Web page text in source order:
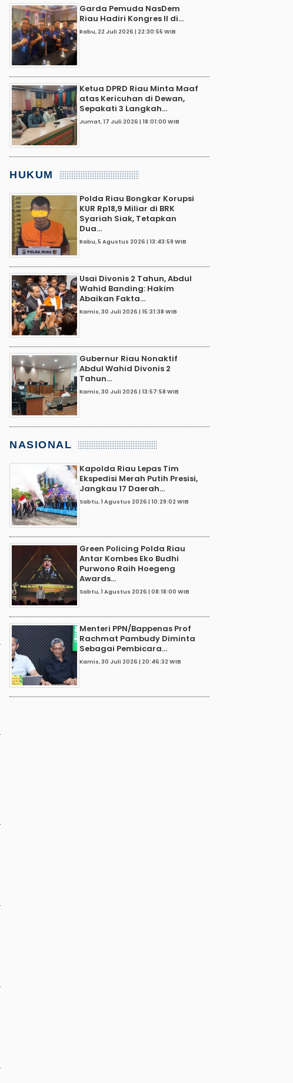
Garda Pemuda NasDem
Riau Hadiri Kongres II di...
Rabu, 22 Juli 2026 | 22:30:55 WIB
Ketua DPRD Riau Minta Maaf
atas Kericuhan di Dewan,
Sepakati 3 Langkah...
Jumat, 17 Juli 2026 | 18:01:00 WIB
HUKUM
Polda Riau Bongkar Korupsi
KUR Rp18,9 Miliar di BRK
Syariah Siak, Tetapkan
Dua...
Rabu, 5 Agustus 2026 | 13:43:59 WIB
Usai Divonis 2 Tahun, Abdul
Wahid Banding: Hakim
Abaikan Fakta...
Kamis, 30 Juli 2026 | 15:31:38 WIB
Gubernur Riau Nonaktif
Abdul Wahid Divonis 2
Tahun...
Kamis, 30 Juli 2026 | 13:57:58 WIB
NASIONAL
Kapolda Riau Lepas Tim
Ekspedisi Merah Putih Presisi,
Jangkau 17 Daerah...
Sabtu, 1 Agustus 2026 | 10:29:02 WIB
Green Policing Polda Riau
Antar Kombes Eko Budhi
Purwono Raih Hoegeng
Awards...
Sabtu, 1 Agustus 2026 | 08:18:00 WIB
Menteri PPN/Bappenas Prof
Rachmat Pambudy Diminta
Sebagai Pembicara...
Kamis, 30 Juli 2026 | 20:46:32 WIB